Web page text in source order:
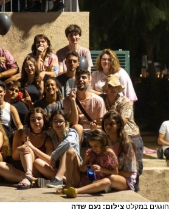
חוגגים במקלט צילום: נעם שדה